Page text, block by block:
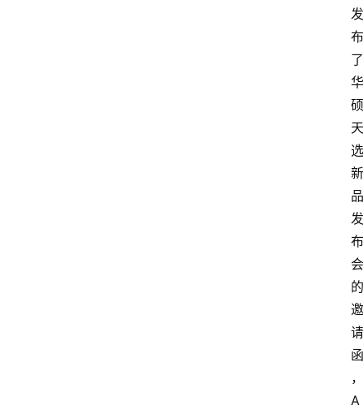
发
布
了
华
硕
天
选
新
品
发
布
会
的
邀
请
函
，
A